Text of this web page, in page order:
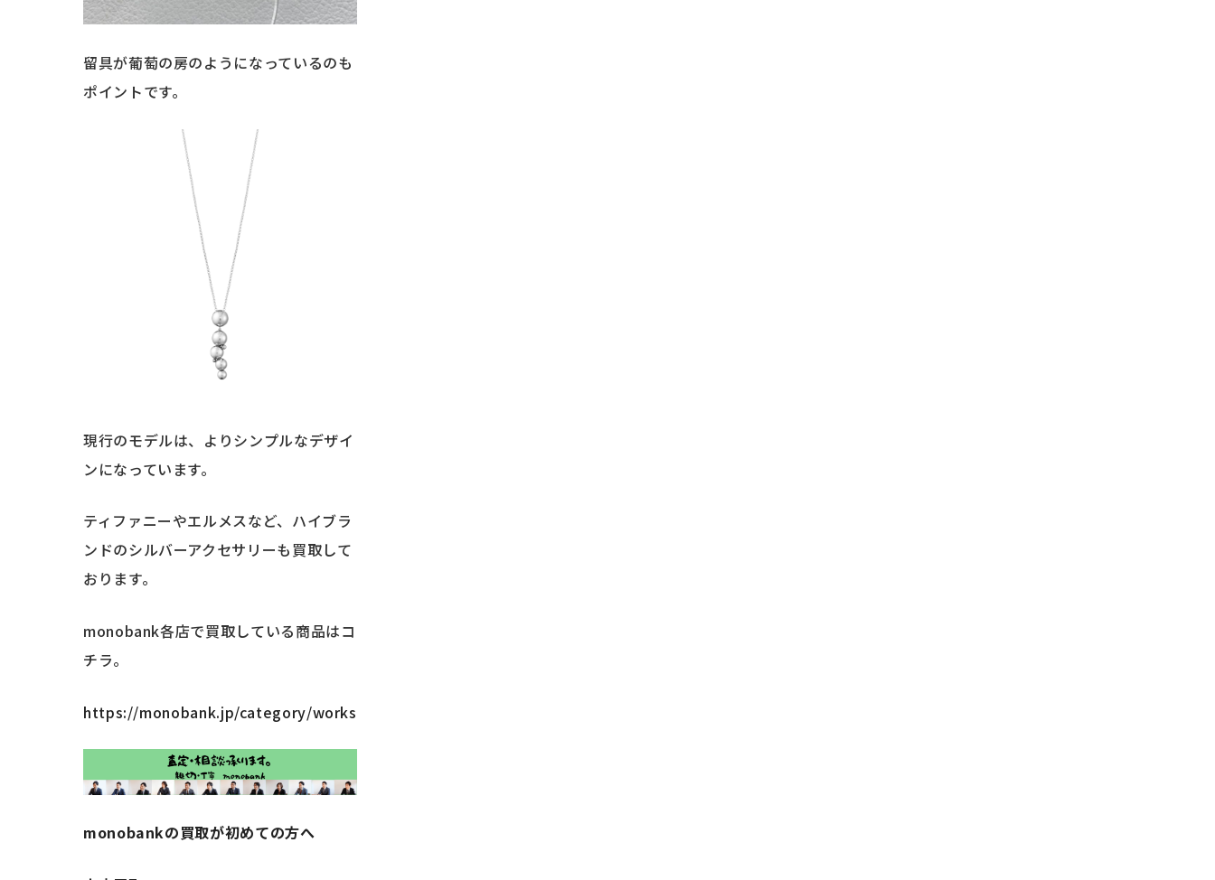
留具が葡萄の房のようになっているのも
ポイントです。
現行のモデルは、よりシンプルなデザイ
ンになっています。
ティファニーやエルメスなど、ハイブラ
ンドのシルバーアクセサリーも買取して
おります。
monobank各店で買取している商品はコ
チラ。
https://monobank.jp/category/works
monobankの買取が初めての方へ